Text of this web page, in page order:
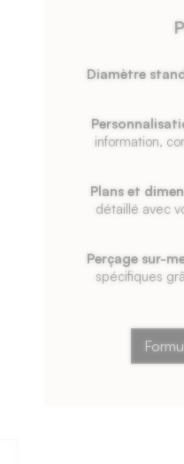
Diamètre
information,
Plans et
détaillé avec
Perçage sur-
spécifiques